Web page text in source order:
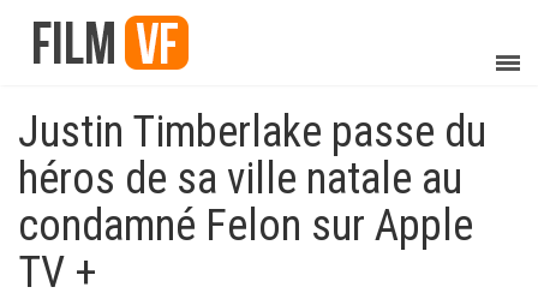
Justin Timberlake passe du
héros de sa ville natale au
condamné Felon sur Apple
TV +